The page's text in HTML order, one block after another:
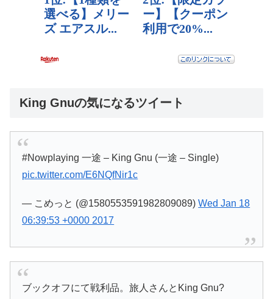
King Gnuの気になるツイート
#Nowplaying 一途 – King Gnu (一途 – Single)
pic.twitter.com/E6NQfNir1c
— こめっと (@1580553591982809089)Wed Jan 18
06:39:53 +0000 2017
ブックオフにて戦利品。旅人さんとKing Gnu?